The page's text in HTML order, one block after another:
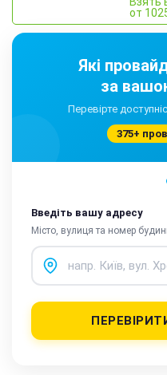
от
Які
за
Перевірте
375+
Введіть вашу адресу
Місто, вулиця та номер